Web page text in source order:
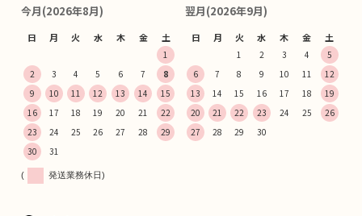
今月(2026年8月)
日 月 火 水 木 金 土
1
2
3 4 5 6 7
8
9
10 11 12 13 14
15
16
17 18 19 20 21
22
23
24 25 26 27 28
29
30
31
翌月(2026年9月)
日 月 火 水 木 金 土
1 2 3 4
5
6
7 8 9 10 11
12
13
14 15 16 17 18
19
20
21 22 23 24 25
26
27
28 29 30
( 発送業務休日)